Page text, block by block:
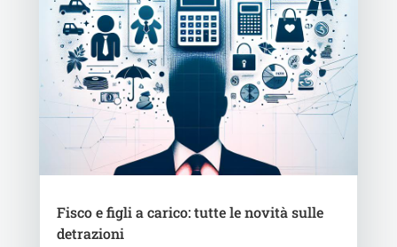
Fisco e figli a carico: tutte le novità sulle
detrazioni